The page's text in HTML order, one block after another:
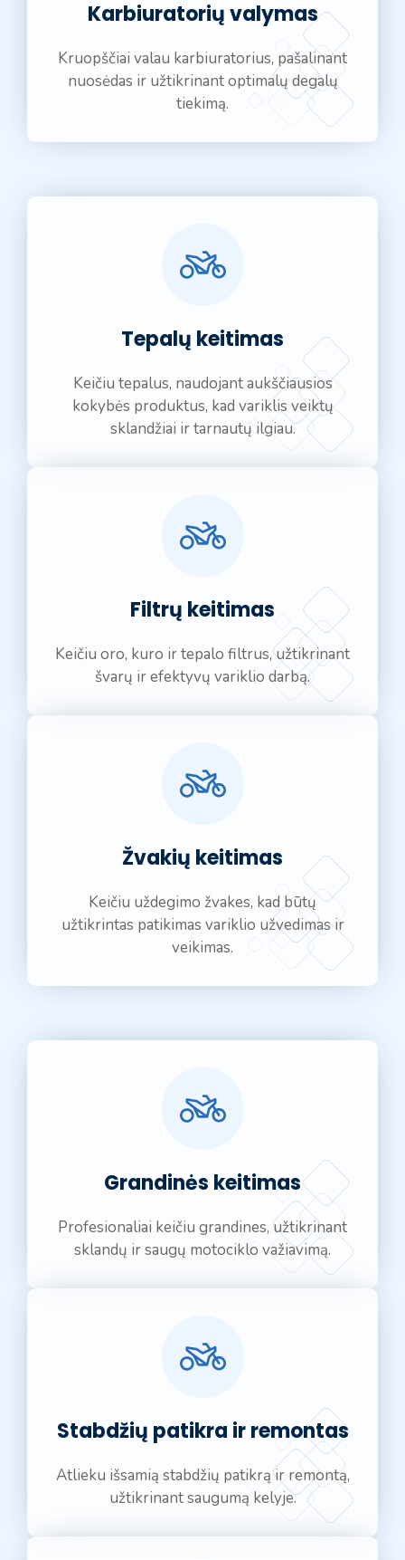
Karbiuratorių valymas
Kruopščiai valau karbiuratorius, pašalinant
nuosėdas ir užtikrinant optimalų degalų
tiekimą.
Tepalų keitimas
Keičiu tepalus, naudojant aukščiausios
kokybės produktus, kad variklis veiktų
sklandžiai ir tarnautų ilgiau.
Filtrų keitimas
Keičiu oro, kuro ir tepalo filtrus, užtikrinant
švarų ir efektyvų variklio darbą.
Žvakių keitimas
Keičiu uždegimo žvakes, kad būtų
užtikrintas patikimas variklio užvedimas ir
veikimas.
Grandinės keitimas
Profesionaliai keičiu grandines, užtikrinant
sklandų ir saugų motociklo važiavimą.
Stabdžių patikra ir remontas
Atlieku išsamią stabdžių patikrą ir remontą,
užtikrinant saugumą kelyje.